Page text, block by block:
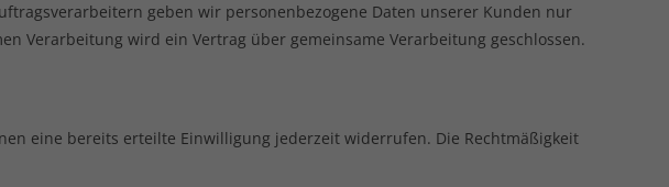
geben wir personenbezogene Daten unserer Kunden nur
Verarbeitung wird ein Vertrag über gemeinsame Verarbeitung geschlossen.
eine bereits erteilte Einwilligung jederzeit widerrufen. Die Rechtmäßigkeit